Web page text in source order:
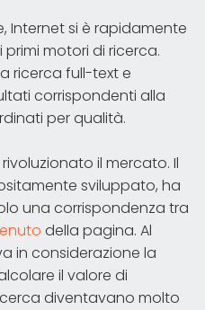
Internet si è rapidamente
motori di ricerca.
ricerca full-text e
corrispondenti alla
per qualità.
il mercato. Il
sviluppato, ha
una corrispondenza tra
della pagina. Al
in considerazione la
il valore di
diventavano molto